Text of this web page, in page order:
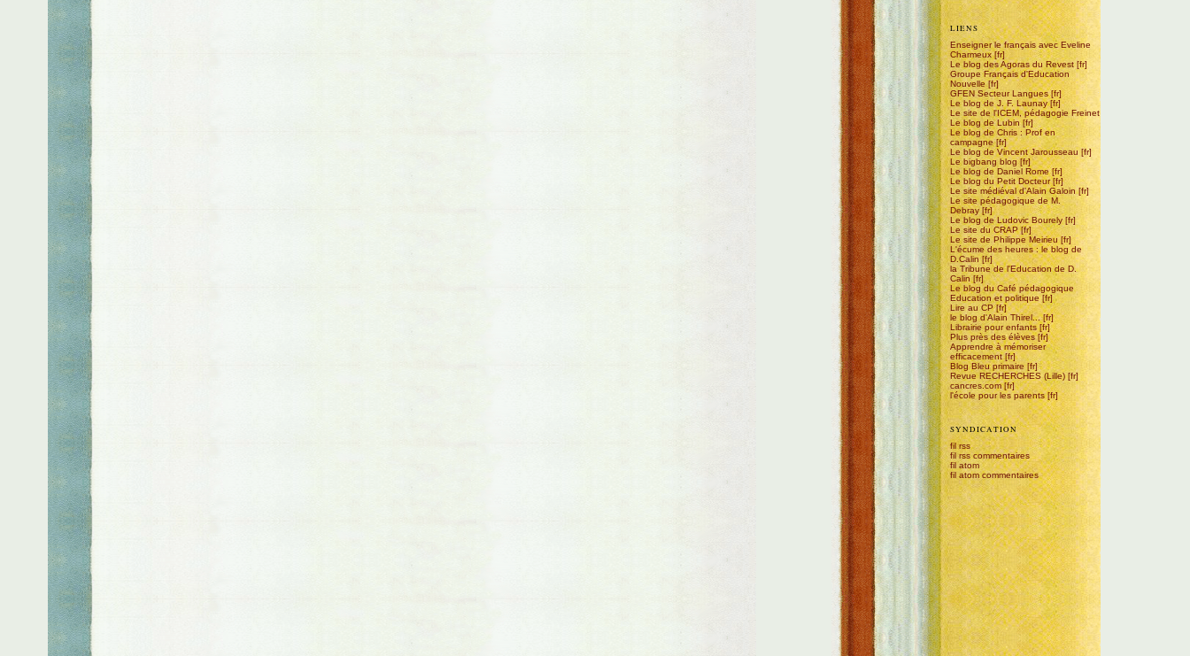
LIENS
Enseigner le français avec Eveline
Charmeux
Le blog des Agoras du Revest
Groupe Français d'Education
Nouvelle
GFEN Secteur Langues
Le blog de J. F. Launay
Le site de l'ICEM, pédagogie Freinet
Le blog de Lubin
Le blog de Chris : Prof en
campagne
Le blog de Vincent Jarousseau
Le bigbang blog
Le blog de Daniel Rome
Le blog du Petit Docteur
Le site médiéval d'Alain Galoin
Le site pédagogique de M.
Debray
Le blog de Ludovic Bourely
Le site du CRAP
Le site de Philippe Meirieu
L'écume des heures : le blog de
D.Calin
la Tribune de l'Education de D.
Calin
Le blog du Café pédagogique
Education et politique
Lire au CP
le blog d'Alain Thirel...
Librairie pour enfants
Plus près des élèves
Apprendre à mémoriser
efficacement
Blog Bleu primaire
Revue RECHERCHES (Lille)
cancres.com
l'école pour les parents
SYNDICATION
fil rss
fil rss commentaires
fil atom
fil atom commentaires